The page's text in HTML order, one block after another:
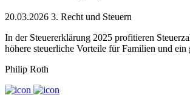
20.03.2026 3. Recht und Steuern
In der Steuererklärung 2025 profitieren
höhere steuerliche Vorteile für Familien und ein
Philip Roth